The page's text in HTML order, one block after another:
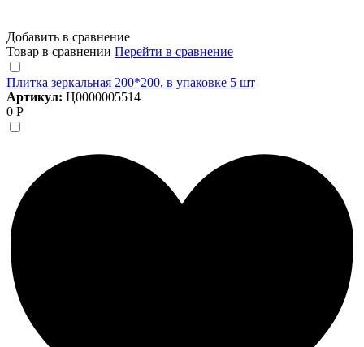
Добавить в сравнение
Товар в сравнении Перейти в сравнение
Плитка зеркальная 200*200, в упаковке 5 шт
Артикул: Ц0000005514
0 Р